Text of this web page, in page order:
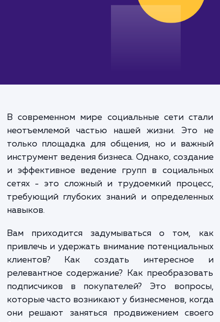
В современном мире социальные сети
неотъемлемой частью нашей жизни.
только площадка для общения, но и
инструмент ведения бизнеса. Однако,
сетях - это сложный и трудоемкий
требующий глубоких знаний и
навыков.
Вам приходится задумываться о том,
привлечь и удержать внимание
клиентов? Как создать